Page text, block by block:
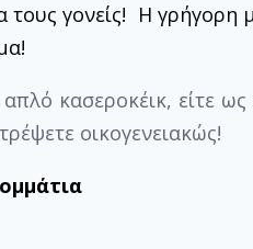
γονείς! Η γρήγορη
απλό κασεροκέικ, είτε
οικογενειακώς!